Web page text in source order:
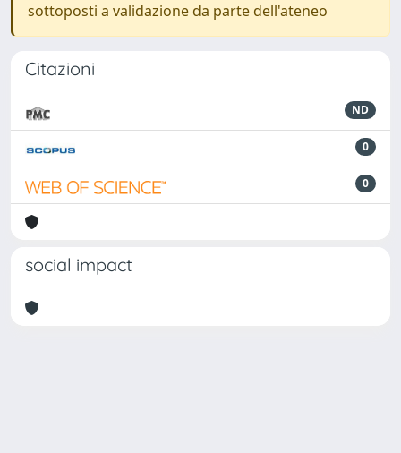
sottoposti a validazione da parte dell'ateneo
Citazioni
ND
0
0
social impact